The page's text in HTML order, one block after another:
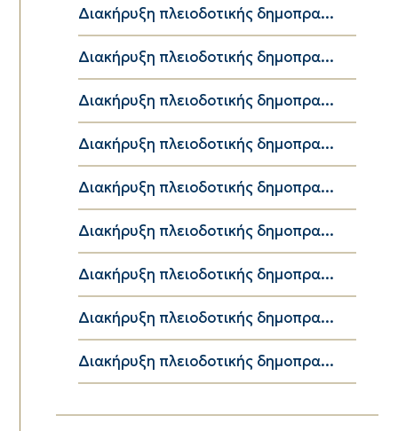
Διακήρυξη πλειοδοτικής δημοπρα...
Διακήρυξη πλειοδοτικής δημοπρα...
Διακήρυξη πλειοδοτικής δημοπρα...
Διακήρυξη πλειοδοτικής δημοπρα...
Διακήρυξη πλειοδοτικής δημοπρα...
Διακήρυξη πλειοδοτικής δημοπρα...
Διακήρυξη πλειοδοτικής δημοπρα...
Διακήρυξη πλειοδοτικής δημοπρα...
Διακήρυξη πλειοδοτικής δημοπρα...